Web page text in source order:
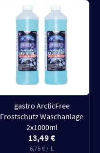
gastro ArcticFree
Frostschutz Waschanlage
2x1000ml
13,49 €
6,75 € / L